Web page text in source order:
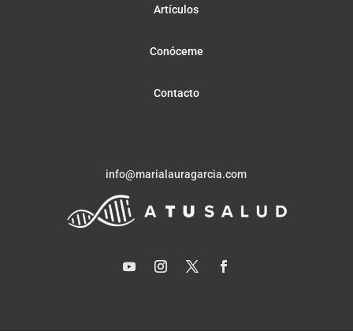
Artículos
Conóceme
Contacto
info@marialauragarcia.com